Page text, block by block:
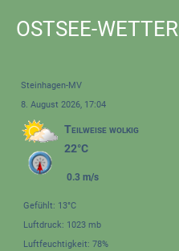
OSTSEE-WETTER
Steinhagen-MV
8. August 2026, 17:04
Teilweise wolkig
22°C
0.3 m/s
Gefühlt: 13°C
Luftdruck: 1023 mb
Luftfeuchtigkeit: 78%